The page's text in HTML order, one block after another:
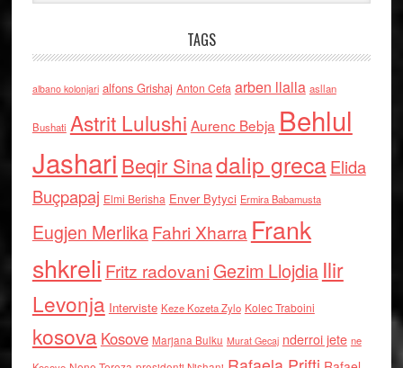
TAGS
albano kolonjari alfons Grishaj Anton Cefa arben llalla asllan
Bushati Astrit Lulushi Aurenc Bebja Behlul
Jashari Beqir Sinadalip grecaElida
Buçpapaj Elmi Berisha Enver Bytyci Ermira Babamusta
Eugjen MerlikaFahri Xharra Frank
shkreli Fritz radovaniGezim Llojdia Ilir
Levonja Interviste Keze Kozeta Zylo Kolec Traboini
kosova Kosove Marjana Bulku Murat Gecaj nderroi jete ne